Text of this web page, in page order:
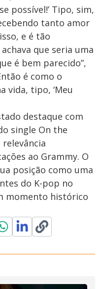
possível!’ Tipo, sim,
tanto amor
e é tão
que seria uma
é bem parecido”,
é como o
vida, tipo, ‘Meu
destaque com
single On the
ao Grammy. O
posição como uma
do K-pop no
momento histórico